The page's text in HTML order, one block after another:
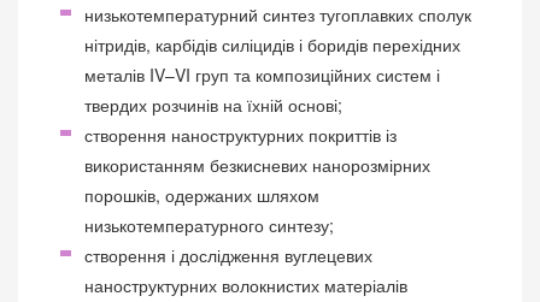
низькотемпературний синтез тугоплавких сполук
нітридів, карбідів силіцидів і боридів перехідних
металів IV–VI груп та композиційних систем і
твердих розчинів на їхній основі;
створення наноструктурних покриттів із
використанням безкисневих нанорозмірних
порошків, одержаних шляхом
низькотемпературного синтезу;
створення і дослідження вуглецевих
наноструктурних волокнистих матеріалів